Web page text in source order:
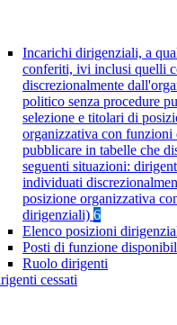
Incarichi dirigenziali, a
conferiti, ivi inclusi quelli
discrezionalmente
politico senza procedure
selezione e titolari di
organizzativa con funzioni
pubblicare in tabelle che
seguenti situazioni:
individuati
posizione organizzativa
dirigenziali) 6
Elenco posizioni
Posti di funzione
Ruolo dirigenti
cessati